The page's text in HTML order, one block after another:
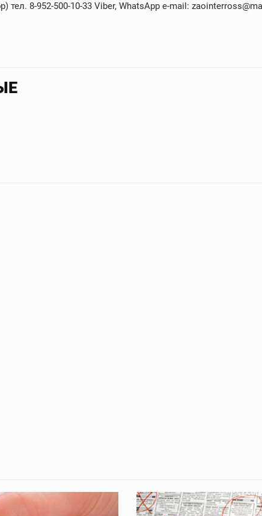
тел. 8-952-500-10-33 Viber, WhatsApp e-mail: